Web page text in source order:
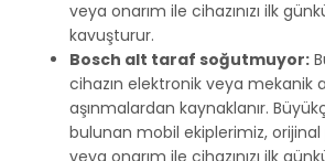
veya onarım ile cihazınızı ilk
kavuşturur.
Bosch alt taraf soğutmuyor:
cihazın elektronik veya mekanik
aşınmalardan kaynaklanır.
bulunan mobil ekiplerimiz,
veya onarım ile cihazınızı ilk